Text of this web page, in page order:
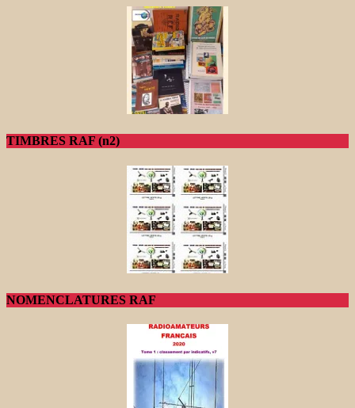
TIMBRES RAF (n2)
NOMENCLATURES RAF